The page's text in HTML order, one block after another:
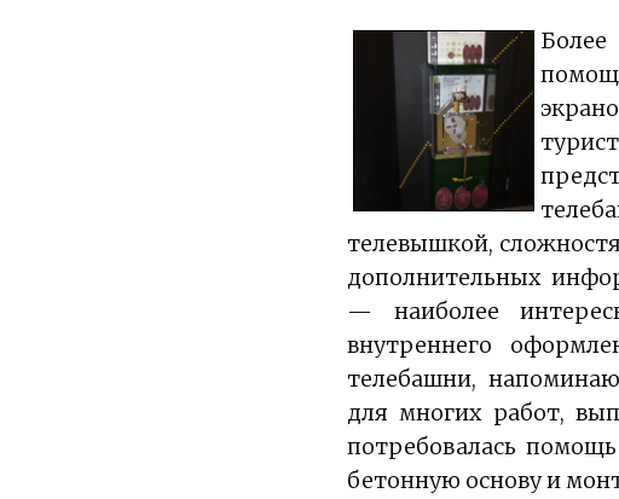
телевышкой,
дополнительных
— наиболее
внутреннего
телебашни,
для многих работ,
потребовалась
бетонную основу и